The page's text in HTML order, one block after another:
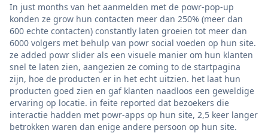
In just months van het aanmelden met de powr-pop-up
konden ze grow hun contacten meer dan 250% (meer dan
600 echte contacten) constantly laten groeien tot meer dan
6000 volgers met behulp van powr social voeden op hun site.
ze added powr slider als een visuele manier om hun klanten
snel te laten zien, aangezien ze coming to de startpagina
zijn, hoe de producten er in het echt uitzien. het laat hun
producten goed zien en gaf klanten naadloos een geweldige
ervaring op locatie. in feite reported dat bezoekers die
interactie hadden met powr-apps op hun site, 2,5 keer langer
betrokken waren dan enige andere persoon op hun site.